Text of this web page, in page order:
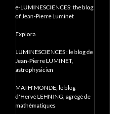
e-LUMINESCIENCES: the blog
of Jean-Pierre Luminet
Explora
LUMINESCIENCES : le blog de
Jean-Pierre LUMINET,
astrophysicien
MATH'MONDE, le blog
d'Hervé LEHNING, agrégé de
mathématiques